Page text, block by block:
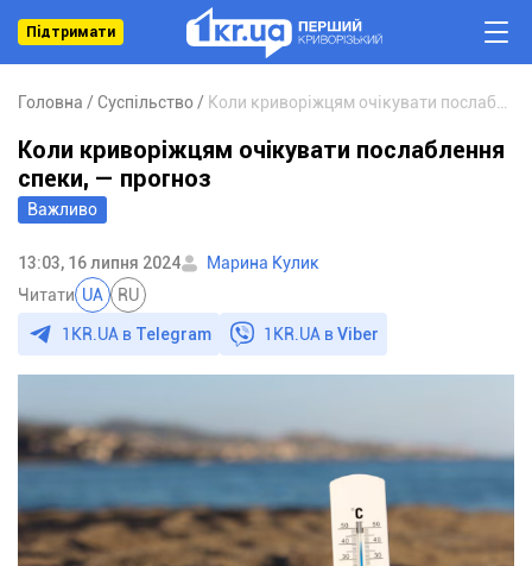
Підтримати
Головна Суспільство
Важливо
Коли криворіжцям очікувати послаблення
спеки, — прогноз
13:03, 16 липня 2024
Марина Кулик
Читати UA RU
1KR.UA в Telegram 1KR.UA вViber